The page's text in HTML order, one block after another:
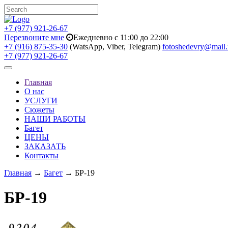
+7 (977) 921-26-67
Перезвоните мне
Ежедневно с 11:00 до 22:00
+7 (916) 875-35-30 (WatsApp, Viber, Telegram)
+7 (977) 921-26-67
Toggle
navigationГлавная
О нас
УСЛУГИ
Сюжеты
НАШИ РАБОТЫ
Багет
ЦЕНЫ
ЗАКАЗАТЬ
Контакты
Главная → Багет → БР-19
БР-19